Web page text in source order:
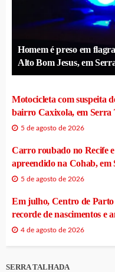
Homem é preso em
Alto Bom Jesus, em
Motocicleta com suspeita
bairro Caxixola, em Serra
5 de agosto de 2026
Carro roubado no Recife
apreendido na Cohab, em
5 de agosto de 2026
Em julho, Centro de
recorde de nascimentos e
4 de agosto de 2026
SERRA TALHADA